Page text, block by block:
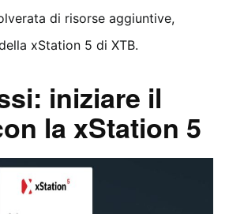
di risorse aggiuntive,
xStation 5 di XTB.
iniziare il
la xStation 5